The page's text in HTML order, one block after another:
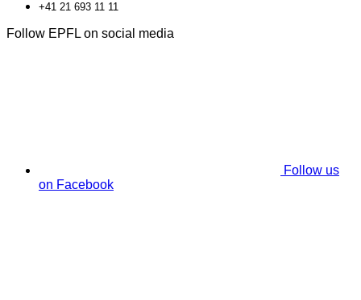
+41 21 693 11 11
Follow EPFL on social media
Follow us
on Facebook